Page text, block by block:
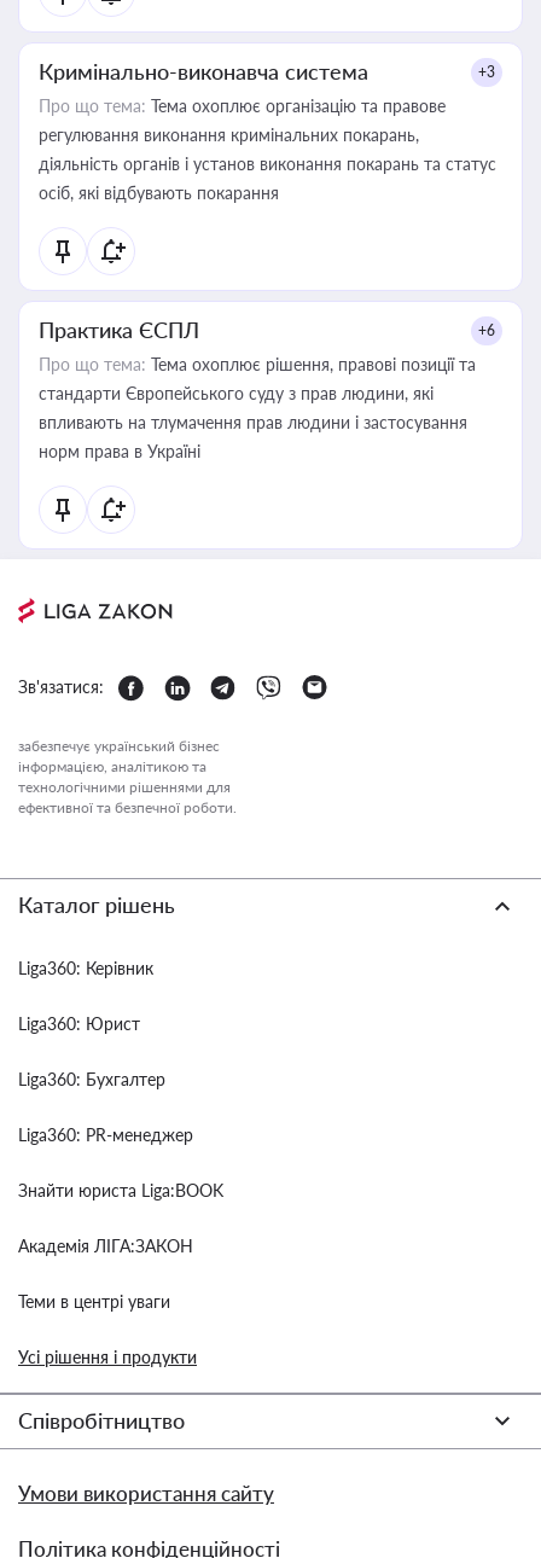
Кримінально-виконавча система +3
Про що тема: Тема охоплює організацію та правове
регулювання виконання кримінальних покарань,
діяльність органів і установ виконання покарань та статус
осіб, які відбувають покарання
Практика ЄСПЛ +6
Про що тема: Тема охоплює рішення, правові позиції та
стандарти Європейського суду з прав людини, які
впливають на тлумачення прав людини і застосування
норм права в Україні
Зв'язатися:
забезпечує український бізнес
інформацією, аналітикою та
технологічними рішеннями для
ефективної та безпечної роботи.
Каталог рішень
Liga360: Керівник
Liga360: Юрист
Liga360: Бухгалтер
Liga360: PR-менеджер
Знайти юриста Liga:BOOK
Академія ЛІГА:ЗАКОН
Теми в центрі уваги
Усі рішення і продукти
Співробітництво
Умови використання сайту
Політика конфіденційності